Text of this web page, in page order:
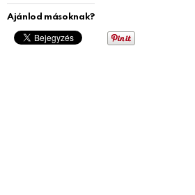
Ajánlod másoknak?